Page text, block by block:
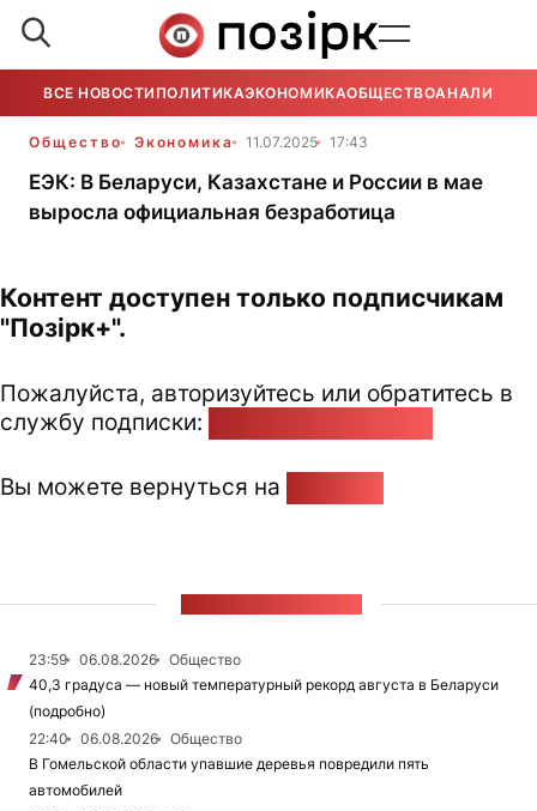
ВСЕ НОВОСТИ ПОЛИТИКАЭКОНОМИКАОБЩЕСТВОАНАЛИТИКА
Общество Экономика 11.07.2025 17:43
ЕЭК: В Беларуси, Казахстане и России в мае
выросла официальная безработица
Контент доступен только подписчикам
"Позірк+".
Пожалуйста, авторизуйтесь или обратитесь в
службу подписки:
Вы можете вернуться на
23:59 06.08.2026
Общество
40,3 градуса — новый температурный рекорд августа в Беларуси
(подробно)
22:40
06.08.2026
Общество
В Гомельской области упавшие деревья повредили пять
автомобилей